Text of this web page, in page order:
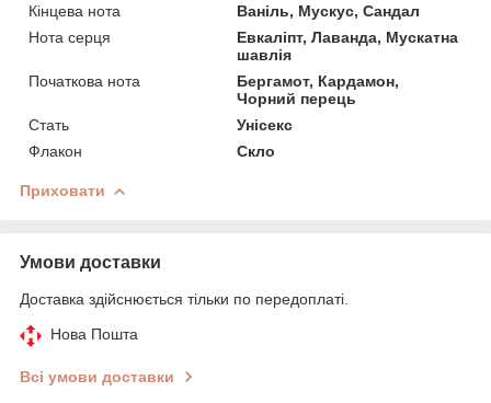
Кінцева нота
Ваніль, Мускус, Сандал
Нота серця
Евкаліпт, Лаванда, Мускатна
шавлія
Початкова нота
Бергамот, Кардамон,
Чорний перець
Стать
Унісекс
Флакон
Скло
Приховати
Умови доставки
Доставка здійснюється тільки по передоплаті.
Нова Пошта
Всі умови доставки